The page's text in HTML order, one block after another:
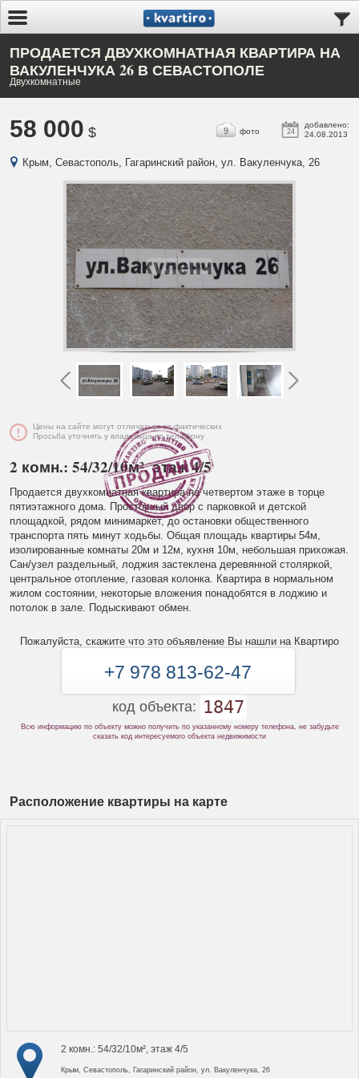
ПРОДАЕТСЯ ДВУХКОМНАТНАЯ КВАРТИРА НА
ВАКУЛЕНЧУКА 26 В СЕВАСТОПОЛЕ
Двухкомнатные
58 000 $ 24
добавлено:
24.08.2013
9 фото
Крым, Севастополь, Гагаринский район, ул. Вакуленчука, 26
Цены на сайте могут отличаться от фактических
Просьба уточнять у владельца по телефону
2 комн.: 54/32/10м², этаж 4/5
Продается двухкомнатная квартира на четвертом этаже в торце
пятиэтажного дома. Просторный двор с парковкой и детской
площадкой, рядом минимаркет, до остановки общественного
транспорта пять минут ходьбы. Общая площадь квартиры 54м,
изолированные комнаты 20м и 12м, кухня 10м, небольшая прихожая.
Сан/узел раздельный, лоджия застеклена деревянной столяркой,
центральное отопление, газовая колонка. Квартира в нормальном
жилом состоянии, некоторые вложения понадобятся в лоджию и
потолок в зале. Подыскивают обмен.
Пожалуйста, скажите что это объявление Вы нашли на Квартиро
+7 978 813-62-47
код объекта: 1847
Всю информацию по объекту можно получить по указанному номеру телефона, не забудьте
сказать код интересуемого объекта недвижимости
Расположение квартиры на карте
2 комн.: 54/32/10м², этаж 4/5
Крым, Севастополь, Гагаринский район, ул. Вакуленчука, 26